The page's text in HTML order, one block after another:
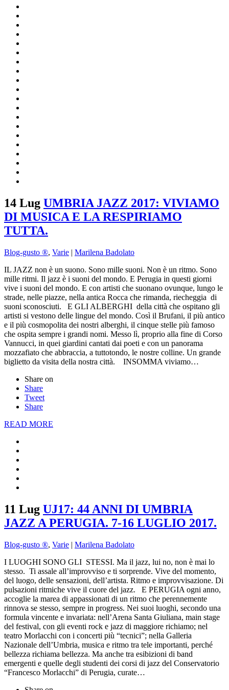
14 Lug UMBRIA JAZZ 2017: VIVIAMO
DI MUSICA E LA RESPIRIAMO
TUTTA.
Blog-gusto ®, Varie | Marilena Badolato
IL JAZZ non è un suono. Sono mille suoni. Non è un ritmo. Sono
mille ritmi. Il jazz è i suoni del mondo. E Perugia in questi giorni
vive i suoni del mondo. E con artisti che suonano ovunque, lungo le
strade, nelle piazze, nella antica Rocca che rimanda, riecheggia di
suoni sconosciuti. E GLI ALBERGHI della città che ospitano gli
artisti si vestono delle lingue del mondo. Così il Brufani, il più antico
e il più cosmopolita dei nostri alberghi, il cinque stelle più famoso
che ospita sempre i grandi nomi. Messo lì, proprio alla fine di Corso
Vannucci, in quei giardini cantati dai poeti e con un panorama
mozzafiato che abbraccia, a tuttotondo, le nostre colline. Un grande
biglietto da visita della nostra città. INSOMMA viviamo…
Share on
Share
Tweet
Share
READ MORE
11 Lug UJ17: 44 ANNI DI UMBRIA
JAZZ A PERUGIA. 7-16 LUGLIO 2017.
Blog-gusto ®, Varie | Marilena Badolato
I LUOGHI SONO GLI STESSI. Ma il jazz, lui no, non è mai lo
stesso. Ti assale all’improvviso e ti sorprende. Vive del momento,
del luogo, delle sensazioni, dell’artista. Ritmo e improvvisazione. Di
pulsazioni ritmiche vive il cuore del jazz. E PERUGIA ogni anno,
accoglie la marea di appassionati di un ritmo che perennemente
rinnova se stesso, sempre in progress. Nei suoi luoghi, secondo una
formula vincente e invariata: nell’Arena Santa Giuliana, main stage
del festival, con gli eventi rock e jazz di maggiore richiamo; nel
teatro Morlacchi con i concerti più “tecnici”; nella Galleria
Nazionale dell’Umbria, musica e ritmo tra tele importanti, perché
bellezza richiama bellezza. Ma anche tra esibizioni di band
emergenti e quelle degli studenti dei corsi di jazz del Conservatorio
“Francesco Morlacchi” di Perugia, curate…